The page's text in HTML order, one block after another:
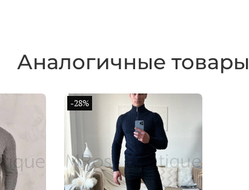
Аналогичные товары
-28%